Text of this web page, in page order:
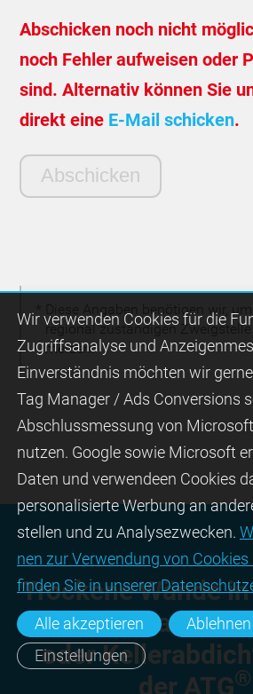
Abschicken noch nicht
noch Fehler aufweisen oder
sind. Alternativ können Sie
direkt eine E-Mail schicken.
* Diese Angaben benötigen wir,
regional zuständigen
melden.
Trockene Wände
dank der
oder
der ATG®
Wir ver­wen­den Cookies für die
Zugriffs­ana­lyse und
Ein­ver­ständ­nis möchten wir
Tag Manager / Ads Con­ver­sions
Abschluss­mes­sung von
nutzen. Google sowie Micro­soft
Daten und verwendeen Cookies
perso­nali­sierte Wer­bung an
stel­len und zu Ana­lyse­zwecken.
nen zur Ver­wen­dung von
fin­den Sie in unserer
Alle akzeptieren
Ablehnen
Einstellungen